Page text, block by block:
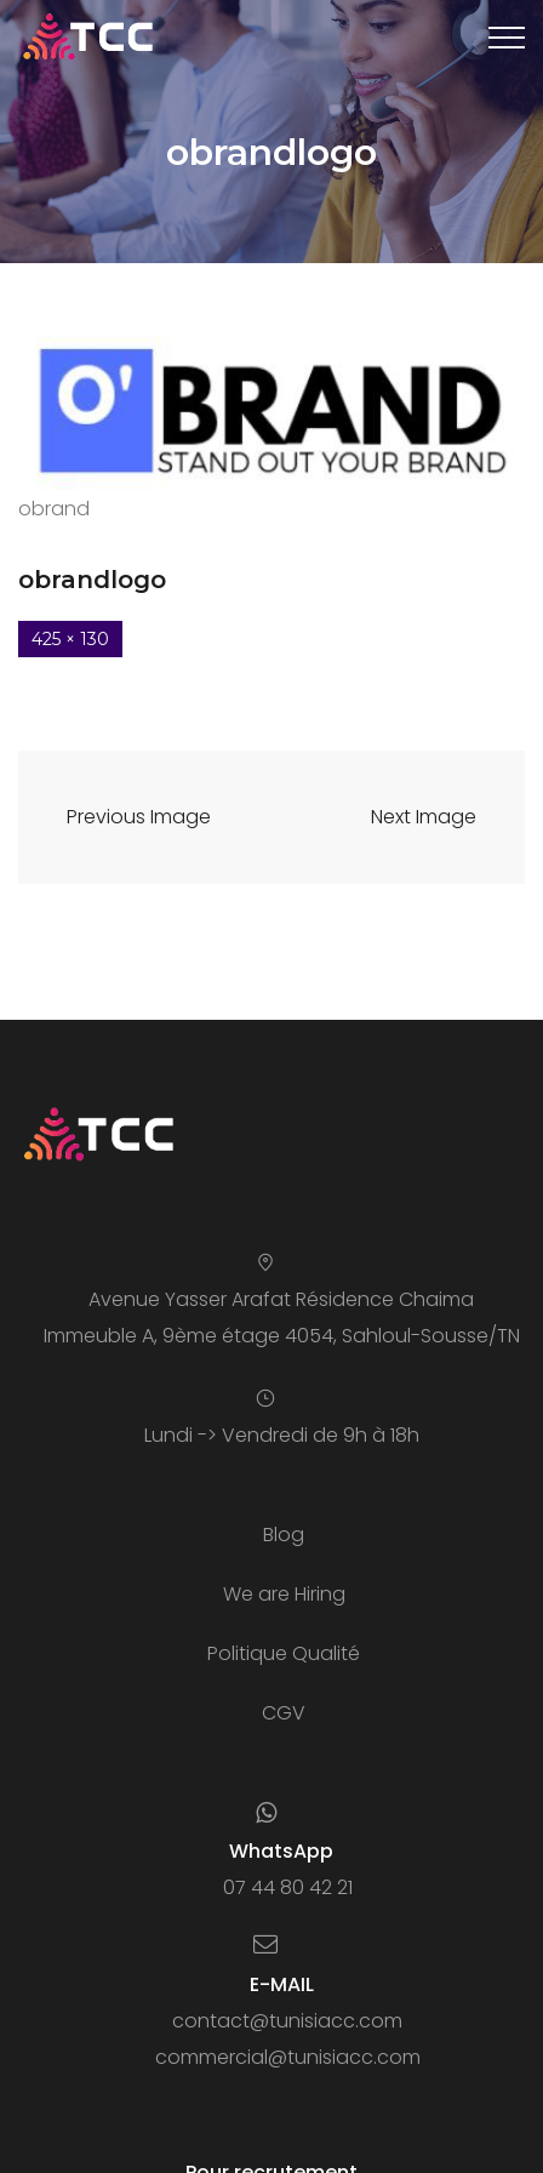
obrandlogo
obrand
obrandlogo
425 × 130
Previous Image Next Image
Avenue Yasser Arafat Résidence Chaima
Immeuble A, 9ème étage 4054, Sahloul-Sousse/TN
Lundi -> Vendredi de 9h à 18h
Blog
We are Hiring
Politique Qualité
CGV
WhatsApp
07 44 80 42 21
E-MAIL
contact@tunisiacc.com
commercial@tunisiacc.com